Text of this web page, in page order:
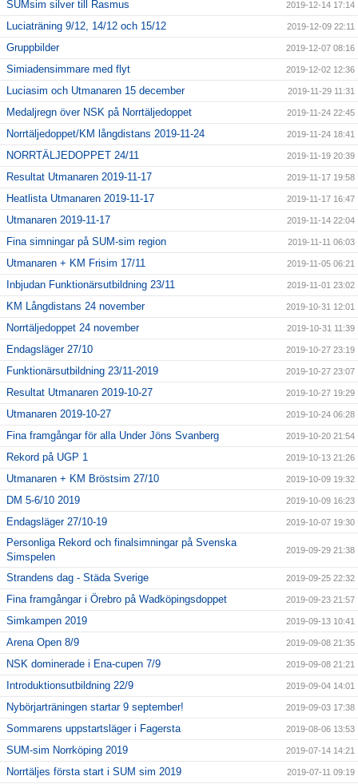
SUMsim silver till Rasmus 2019-12-14 17:14
Luciaträning 9/12, 14/12 och 15/12 2019-12-09 22:11
Gruppbilder 2019-12-07 08:16
Simiadensimmare med flyt 2019-12-02 12:36
Luciasim och Utmanaren 15 december 2019-11-29 11:31
Medaljregn över NSK på Norrtäljedoppet 2019-11-24 22:45
Norrtäljedoppet/KM långdistans 2019-11-24 2019-11-24 18:41
NORRTÄLJEDOPPET 24/11 2019-11-19 20:39
Resultat Utmanaren 2019-11-17 2019-11-17 19:58
Heatlista Utmanaren 2019-11-17 2019-11-17 16:47
Utmanaren 2019-11-17 2019-11-14 22:04
Fina simningar på SUM-sim region 2019-11-11 06:03
Utmanaren + KM Frisim 17/11 2019-11-05 06:21
Inbjudan Funktionärsutbildning 23/11 2019-11-01 23:02
KM Långdistans 24 november 2019-10-31 12:01
Norrtäljedoppet 24 november 2019-10-31 11:39
Endagsläger 27/10 2019-10-27 23:19
Funktionärsutbildning 23/11-2019 2019-10-27 23:07
Resultat Utmanaren 2019-10-27 2019-10-27 19:29
Utmanaren 2019-10-27 2019-10-24 06:28
Fina framgångar för alla Under Jöns Svanberg 2019-10-20 21:54
Rekord på UGP 1 2019-10-13 21:26
Utmanaren + KM Bröstsim 27/10 2019-10-09 19:32
DM 5-6/10 2019 2019-10-09 16:23
Endagsläger 27/10-19 2019-10-07 19:30
Personliga Rekord och finalsimningar på Svenska
Simspelen
2019-09-29 21:38
Strandens dag - Städa Sverige 2019-09-25 22:32
Fina framgångar i Örebro på Wadköpingsdoppet 2019-09-23 21:57
Simkampen 2019 2019-09-13 10:41
Arena Open 8/9 2019-09-08 21:35
NSK dominerade i Ena-cupen 7/9 2019-09-08 21:21
Introduktionsutbildning 22/9 2019-09-04 14:01
Nybörjarträningen startar 9 september! 2019-09-03 17:38
Sommarens uppstartsläger i Fagersta 2019-08-06 13:53
SUM-sim Norrköping 2019 2019-07-14 14:21
Norrtäljes första start i SUM sim 2019 2019-07-11 09:19